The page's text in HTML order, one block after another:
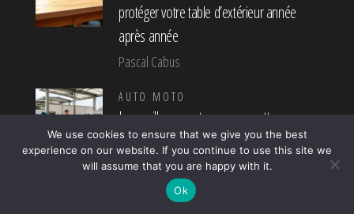
protéger votre table d’extérieur année
après année
Pascal Cabus
AUTO MOTO
Les meilleures astuces pour nettoyer sa
voiture
Marise
PRATIQUE
We use cookies to ensure that we give you the best
experience on our website. If you continue to use this site we
will assume that you are happy with it.
Ok